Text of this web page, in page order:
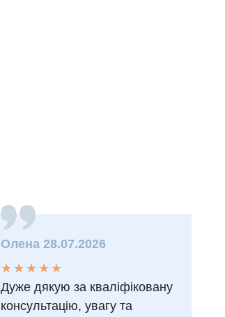
Олена 28.07.2026
★
★
★
★
★
★ ★ ★ ★ ★
Дуже дякую за кваліфіковану
консультацію, увагу та